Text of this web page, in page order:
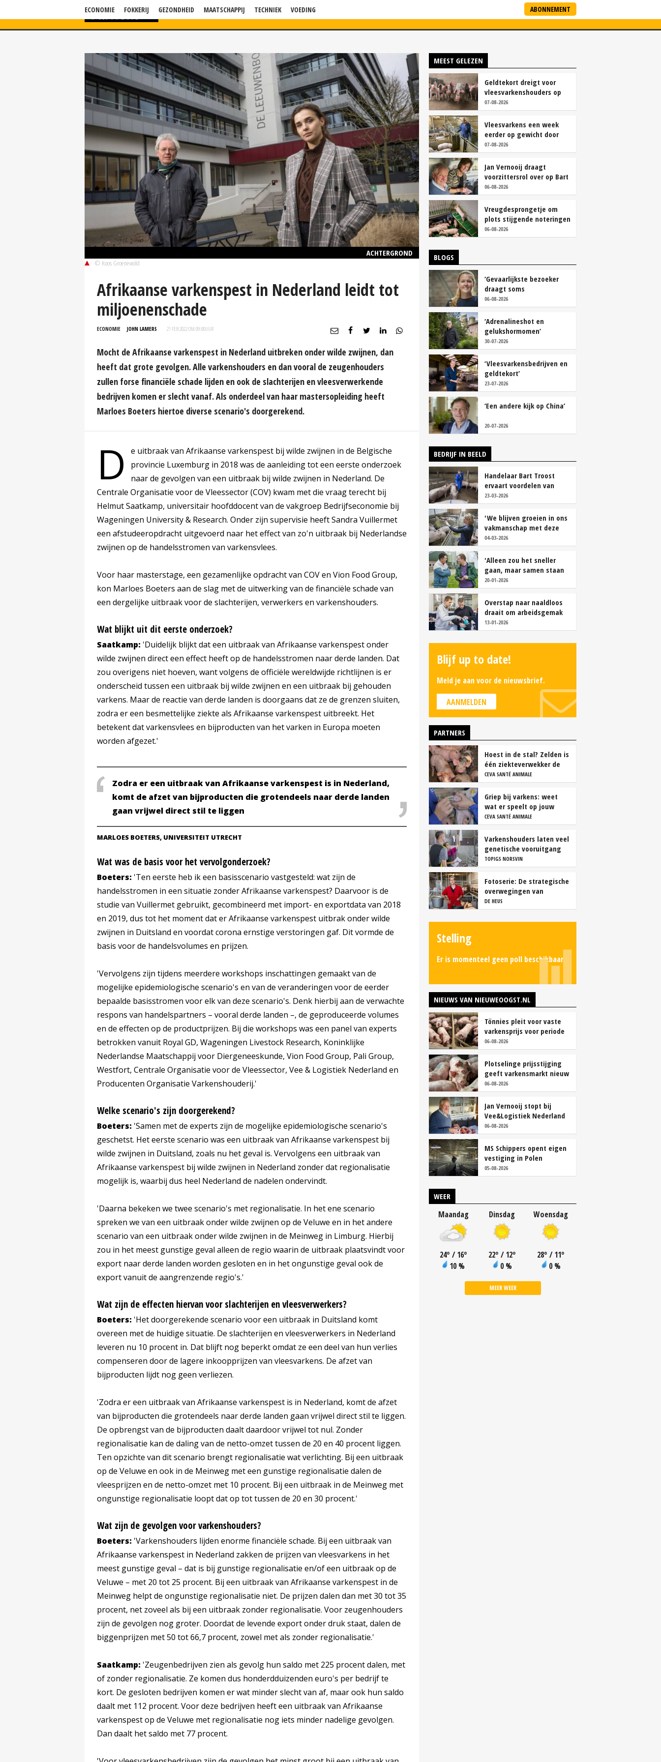
ECONOMIE FOKKERIJ GEZONDHEID MAATSCHAPPIJ TECHNIEK VOEDING ABONNEMENT
HOME NIEUWS VERDIEPING BLOG
ACHTERGROND
© Koos Groenewold
Afrikaanse varkenspest in Nederland leidt tot
miljoenenschade
ECONOMIE JOHN LAMERS 21 FEB 2022 OM 09:00UUR
Mocht de Afrikaanse varkenspest in Nederland uitbreken onder wilde zwijnen, dan
heeft dat grote gevolgen. Alle varkenshouders en dan vooral de zeugenhouders
zullen forse financiële schade lijden en ook de slachterijen en vleesverwerkende
bedrijven komen er slecht vanaf. Als onderdeel van haar mastersopleiding heeft
Marloes Boeters hiertoe diverse scenario's doorgerekend.
D
e uitbraak van Afrikaanse varkenspest bij wilde zwijnen in de Belgische
provincie Luxemburg in 2018 was de aanleiding tot een eerste onderzoek
naar de gevolgen van een uitbraak bij wilde zwijnen in Nederland. De
Centrale Organisatie voor de Vleessector (COV) kwam met die vraag terecht bij
Helmut Saatkamp, universitair hoofddocent van de vakgroep Bedrijfseconomie bij
Wageningen University & Research. Onder zijn supervisie heeft Sandra Vuillermet
een afstudeeropdracht uitgevoerd naar het effect van zo'n uitbraak bij Nederlandse
zwijnen op de handelsstromen van varkensvlees.
Voor haar masterstage, een gezamenlijke opdracht van COV en Vion Food Group,
kon Marloes Boeters aan de slag met de uitwerking van de financiële schade van
een dergelijke uitbraak voor de slachterijen, verwerkers en varkenshouders.
Wat blijkt uit dit eerste onderzoek?
Saatkamp: 'Duidelijk blijkt dat een uitbraak van Afrikaanse varkenspest onder
wilde zwijnen direct een effect heeft op de handelsstromen naar derde landen. Dat
zou overigens niet hoeven, want volgens de officiële wereldwijde richtlijnen is er
onderscheid tussen een uitbraak bij wilde zwijnen en een uitbraak bij gehouden
varkens. Maar de reactie van derde landen is doorgaans dat ze de grenzen sluiten,
zodra er een besmettelijke ziekte als Afrikaanse varkenspest uitbreekt. Het
betekent dat varkensvlees en bijproducten van het varken in Europa moeten
worden afgezet.'
Zodra er een uitbraak van Afrikaanse varkenspest is in Nederland,
komt de afzet van bijproducten die grotendeels naar derde landen
gaan vrijwel direct stil te liggen
MARLOES BOETERS, UNIVERSITEIT UTRECHT
Wat was de basis voor het vervolgonderzoek?
Boeters: 'Ten eerste heb ik een basisscenario vastgesteld: wat zijn de
handelsstromen in een situatie zonder Afrikaanse varkenspest? Daarvoor is de
studie van Vuillermet gebruikt, gecombineerd met import- en exportdata van 2018
en 2019, dus tot het moment dat er Afrikaanse varkenspest uitbrak onder wilde
zwijnen in Duitsland en voordat corona ernstige verstoringen gaf. Dit vormde de
basis voor de handelsvolumes en prijzen.
'Vervolgens zijn tijdens meerdere workshops inschattingen gemaakt van de
mogelijke epidemiologische scenario's en van de veranderingen voor de eerder
bepaalde basisstromen voor elk van deze scenario's. Denk hierbij aan de verwachte
respons van handelspartners – vooral derde landen –, de geproduceerde volumes
en de effecten op de productprijzen. Bij die workshops was een panel van experts
betrokken vanuit Royal GD, Wageningen Livestock Research, Koninklijke
Nederlandse Maatschappij voor Diergeneeskunde, Vion Food Group, Pali Group,
Westfort, Centrale Organisatie voor de Vleessector, Vee & Logistiek Nederland en
Producenten Organisatie Varkenshouderij.'
Welke scenario's zijn doorgerekend?
Boeters: 'Samen met de experts zijn de mogelijke epidemiologische scenario's
geschetst. Het eerste scenario was een uitbraak van Afrikaanse varkenspest bij
wilde zwijnen in Duitsland, zoals nu het geval is. Vervolgens een uitbraak van
Afrikaanse varkenspest bij wilde zwijnen in Nederland zonder dat regionalisatie
mogelijk is, waarbij dus heel Nederland de nadelen ondervindt.
'Daarna bekeken we twee scenario's met regionalisatie. In het ene scenario
spreken we van een uitbraak onder wilde zwijnen op de Veluwe en in het andere
scenario van een uitbraak onder wilde zwijnen in de Meinweg in Limburg. Hierbij
zou in het meest gunstige geval alleen de regio waarin de uitbraak plaatsvindt voor
export naar derde landen worden gesloten en in het ongunstige geval ook de
export vanuit de aangrenzende regio's.'
Wat zijn de effecten hiervan voor slachterijen en vleesverwerkers?
Boeters: 'Het doorgerekende scenario voor een uitbraak in Duitsland komt
overeen met de huidige situatie. De slachterijen en vleesverwerkers in Nederland
leveren nu 10 procent in. Dat blijft nog beperkt omdat ze een deel van hun verlies
compenseren door de lagere inkoopprijzen van vleesvarkens. De afzet van
bijproducten lijdt nog geen verliezen.
'Zodra er een uitbraak van Afrikaanse varkenspest is in Nederland, komt de afzet
van bijproducten die grotendeels naar derde landen gaan vrijwel direct stil te liggen.
De opbrengst van de bijproducten daalt daardoor vrijwel tot nul. Zonder
regionalisatie kan de daling van de netto-omzet tussen de 20 en 40 procent liggen.
Ten opzichte van dit scenario brengt regionalisatie wat verlichting. Bij een uitbraak
op de Veluwe en ook in de Meinweg met een gunstige regionalisatie dalen de
vleesprijzen en de netto-omzet met 10 procent. Bij een uitbraak in de Meinweg met
ongunstige regionalisatie loopt dat op tot tussen de 20 en 30 procent.'
Wat zijn de gevolgen voor varkenshouders?
Boeters: 'Varkenshouders lijden enorme financiële schade. Bij een uitbraak van
Afrikaanse varkenspest in Nederland zakken de prijzen van vleesvarkens in het
meest gunstige geval – dat is bij gunstige regionalisatie en/of een uitbraak op de
Veluwe – met 20 tot 25 procent. Bij een uitbraak van Afrikaanse varkenspest in de
Meinweg helpt de ongunstige regionalisatie niet. De prijzen dalen dan met 30 tot 35
procent, net zoveel als bij een uitbraak zonder regionalisatie. Voor zeugenhouders
zijn de gevolgen nog groter. Doordat de levende export onder druk staat, dalen de
biggenprijzen met 50 tot 66,7 procent, zowel met als zonder regionalisatie.'
Saatkamp: 'Zeugenbedrijven zien als gevolg hun saldo met 225 procent dalen, met
of zonder regionalisatie. Ze komen dus honderdduizenden euro's per bedrijf te
kort. De gesloten bedrijven komen er wat minder slecht van af, maar ook hun saldo
daalt met 112 procent. Voor deze bedrijven heeft een uitbraak van Afrikaanse
varkenspest op de Veluwe met regionalisatie nog iets minder nadelige gevolgen.
Dan daalt het saldo met 77 procent.
MEEST GELEZEN
Geldtekort dreigt voor
vleesvarkenshouders op
vrije markt
07-08-2026
Vleesvarkens een week
eerder op gewicht door
continu aanbod van
brijvoer
07-08-2026
Jan Vernooij draagt
voorzittersrol over op Bart
Camps
06-08-2026
Vreugdesprongetje om
plots stijgende noteringen
06-08-2026
BLOGS
‘Gevaarlijkste bezoeker
draagt soms
overschoenen’
06-08-2026
‘Adrenalineshot en
gelukshormomen’
30-07-2026
‘Vleesvarkensbedrijven en
geldtekort’
23-07-2026
‘Een andere kijk op China’
20-07-2026
BEDRIJF IN BEELD
Handelaar Bart Troost
ervaart voordelen van
coöperatieve voerfusie
23-03-2026
'We blijven groeien in ons
vakmanschap met deze
teamaanpak'
04-03-2026
'Alleen zou het sneller
gaan, maar samen staan
we stukken sterker'
20-01-2026
Overstap naar naaldloos
draait om arbeidsgemak
en diervriendelijkheid
13-01-2026
Blijf up to date!
Meld je aan voor de nieuwsbrief.
AANMELDEN
PARTNERS
Hoest in de stal? Zelden is
één ziekteverwekker de
oorzaak
CEVA SANTÉ ANIMALE
Griep bij varkens: weet
wat er speelt op jouw
bedrijf
CEVA SANTÉ ANIMALE
Varkenshouders laten veel
genetische vooruitgang
liggen
TOPIGS NORSVIN
Fotoserie: De strategische
overwegingen van
varkensbedrijf Gerrits
DE HEUS
Stelling
Er is momenteel geen poll beschikbaar.
NIEUWS VAN NIEUWEOOGST.NL
Tönnies pleit voor vaste
varkensprijs voor periode
van zes maanden
06-08-2026
Plotselinge prijsstijging
geeft varkensmarkt nieuw
perspectief
06-08-2026
Jan Vernooij stopt bij
Vee&Logistiek Nederland
06-08-2026
MS Schippers opent eigen
vestiging in Polen
05-08-2026
WEER
Maandag
24° / 16°
10 %
Dinsdag
22° / 12°
0 %
Woensdag
28° / 11°
0 %
MEER WEER